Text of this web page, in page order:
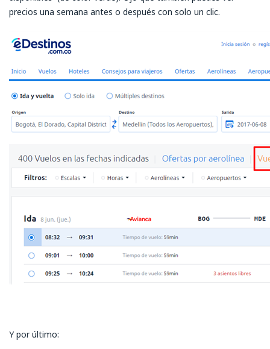
precios una semana antes o después con solo un clic.
Y por último: